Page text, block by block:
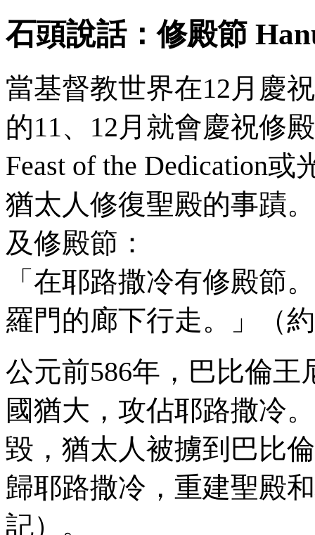
石頭說話：修殿節
當基督教世界在12 月慶
的11、 12 月就會慶祝修
Feast of the Dedication或
猶太人修復聖殿的事蹟
及修殿節：
「在耶路撒冷有修殿節
羅門的廊下行走。」（
公元前586年，巴比倫王
國猶大，攻佔耶路撒冷
毀，猶太人被擄到巴比
歸耶路撒冷，重建聖殿
記）。